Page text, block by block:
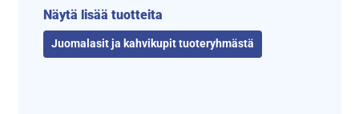
Näytä lisää tuotteita
Juomalasit ja kahvikupit tuoteryhmästä